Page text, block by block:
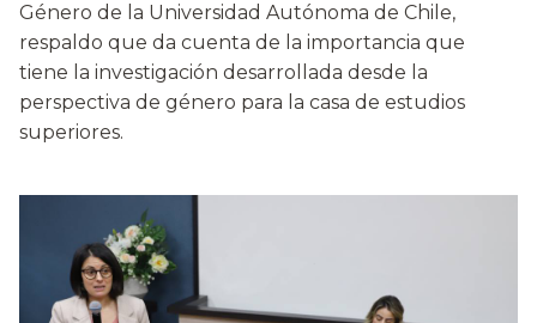
Género de la Universidad Autónoma de Chile,
respaldo que da cuenta de la importancia que
tiene la investigación desarrollada desde la
perspectiva de género para la casa de estudios
superiores.